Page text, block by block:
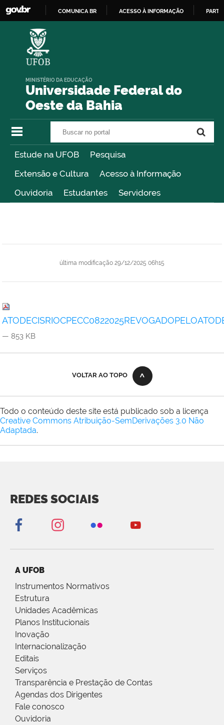
COMUNICA BR ACESSO À INFORMAÇÃO
Universidade Federal do
Oeste da Bahia
MINISTÉRIO DA EDUCAÇÃO
Estude na UFOB
Pesquisa
Extensão e Cultura
Acesso à Informação
Ouvidoria
Estudantes Servidores
última modificação 29/12/2025 06h15
— 853 KB
VOLTAR AO TOPO
Todo o conteúdo deste site está publicado sob a licença
Creative Commons Atribuição-SemDerivações 3.0 Não
Adaptada.
REDES SOCIAIS
A UFOB
Instrumentos Normativos
Estrutura
Unidades Acadêmicas
Planos Institucionais
Inovação
Internacionalização
Editais
Serviços
Transparência e Prestação de Contas
Agendas dos Dirigentes
Fale conosco
Ouvidoria